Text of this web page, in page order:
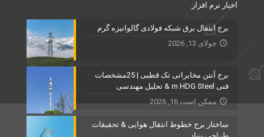
اخبار نرم افزار
برج انتقال برق شبکه فولادی گالوانیزه گرم
جولای 13, 2026
برج آنتن مخابراتی تک قطبی | 25مشخصات
فنی m HDG Steel & تحلیل مهندسی
ممکن است 16, 2026
ساختار برج خطوط انتقال هوایی & تحقیقات